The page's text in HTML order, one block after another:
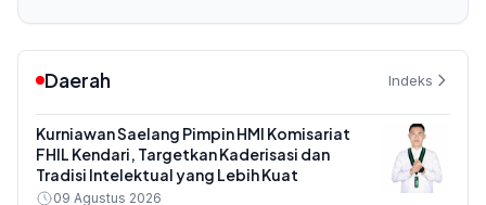
Daerah Indeks
Kurniawan Saelang Pimpin HMI Komisariat
FHIL Kendari, Targetkan Kaderisasi dan
Tradisi Intelektual yang Lebih Kuat
09 Agustus 2026